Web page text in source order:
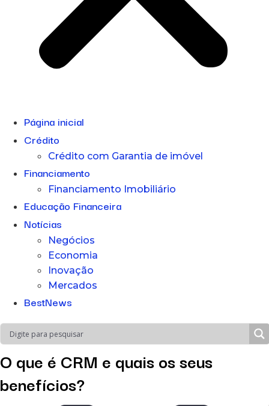
Página inicial
Crédito
Crédito com Garantia de imóvel
Financiamento
Financiamento Imobiliário
Educação Financeira
Notícias
Negócios
Economia
Inovação
Mercados
BestNews
O que é CRM e quais os seus
benefícios?